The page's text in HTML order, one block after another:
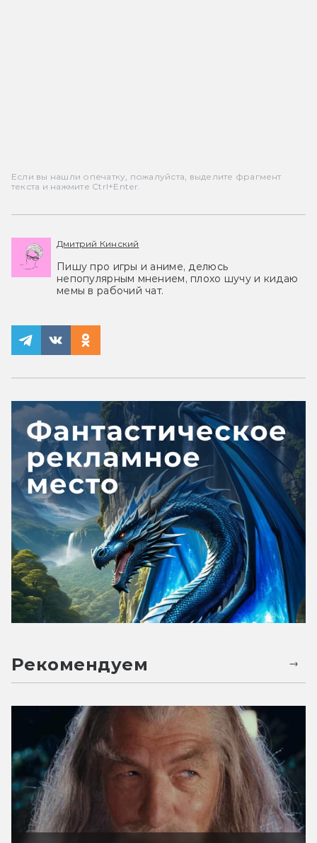
Если вы нашли опечатку, пожалуйста, выделите фрагмент
текста и нажмите Ctrl+Enter.
Дмитрий Кинский
Пишу про игры и аниме, делюсь
непопулярным мнением, плохо шучу и кидаю
мемы в рабочий чат.
Рекомендуем